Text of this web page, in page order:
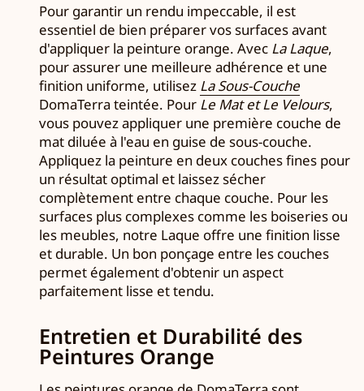
Pour garantir un rendu impeccable, il est
essentiel de bien préparer vos surfaces avant
d'appliquer la peinture orange. Avec La Laque,
pour assurer une meilleure adhérence et une
finition uniforme, utilisez La Sous-Couche
DomaTerra teintée. Pour Le Mat et Le Velours,
vous pouvez appliquer une première couche de
mat diluée à l'eau en guise de sous-couche.
Appliquez la peinture en deux couches fines pour
un résultat optimal et laissez sécher
complètement entre chaque couche. Pour les
surfaces plus complexes comme les boiseries ou
les meubles, notre Laque offre une finition lisse
et durable. Un bon ponçage entre les couches
permet également d'obtenir un aspect
parfaitement lisse et tendu.
Entretien et Durabilité des
Peintures Orange